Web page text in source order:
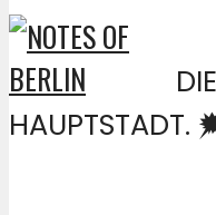
HAUPTSTADT.